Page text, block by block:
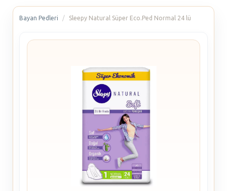
Bayan Pedleri Sleepy Natural Süper Eco.Ped Normal 24 lü